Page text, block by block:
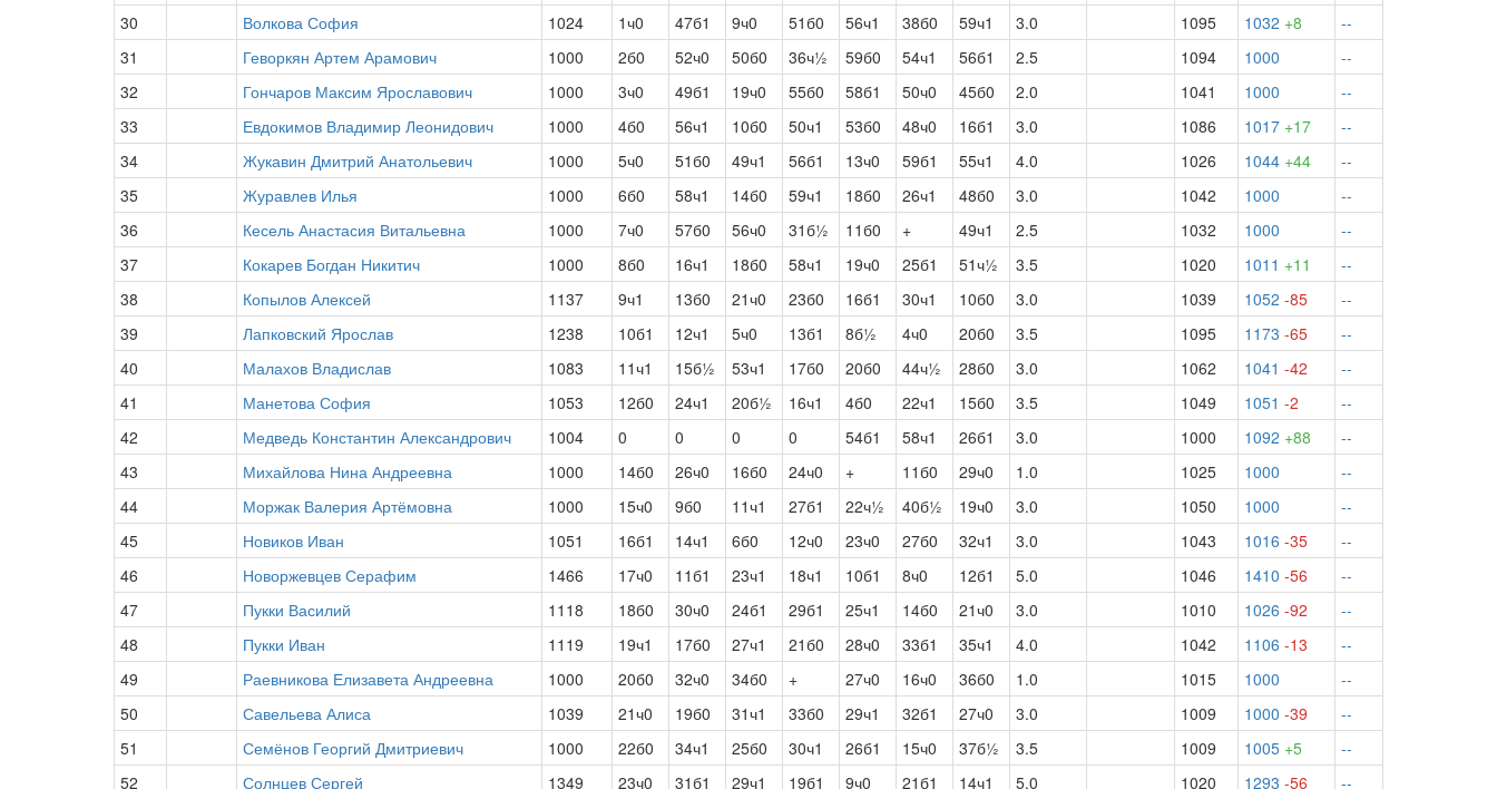
30
Волкова София 1024 1ч0 47б1 9ч0 51б0 56ч1 38б0 59ч1 3.0 1095 1032 +8
--
31
Геворкян Артем Арамович 1000 2б0 52ч0 50б0 36ч½ 59б0 54ч1 56б1 2.5 1094 1000
--
32
Гончаров Максим Ярославович 1000 3ч0 49б1 19ч0 55б0 58б1 50ч0 45б0 2.0 1041 1000
--
33
Евдокимов Владимир Леонидович 1000 4б0 56ч1 10б0 50ч1 53б0 48ч0 16б1 3.0 1086 1017 +17
--
34
Жукавин Дмитрий Анатольевич 1000 5ч0 51б0 49ч1 56б1 13ч0 59б1 55ч1 4.0 1026 1044 +44
--
35
Журавлев Илья 1000 6б0 58ч1 14б0 59ч1 18б0 26ч1 48б0 3.0 1042 1000
--
36
Кесель Анастасия Витальевна 1000 7ч0 57б0 56ч0 31б½ 11б0 + 49ч1 2.5 1032 1000
--
37
Кокарев Богдан Никитич 1000 8б0 16ч1 18б0 58ч1 19ч0 25б1 51ч½ 3.5 1020 1011 +11
--
38
Копылов Алексей 1137 9ч1 13б0 21ч0 23б0 16б1 30ч1 10б0 3.0 1039 1052 -85
--
39
Лапковский Ярослав 1238 10б1 12ч1 5ч0 13б1 8б½ 4ч0 20б0 3.5 1095 1173 -65
--
40
Малахов Владислав 1083 11ч1 15б½ 53ч1 17б0 20б0 44ч½ 28б0 3.0 1062 1041 -42
--
41
Манетова София 1053 12б0 24ч1 20б½ 16ч1 4б0 22ч1 15б0 3.5 1049 1051 -2
--
42
Медведь Константин Александрович 1004 0 0 0 0 54б1 58ч1 26б1 3.0 1000 1092 +88
--
43
Михайлова Нина Андреевна 1000 14б0 26ч0 16б0 24ч0 + 11б0 29ч0 1.0 1025 1000
--
44
Моржак Валерия Артёмовна 1000 15ч0 9б0 11ч1 27б1 22ч½ 40б½ 19ч0 3.0 1050 1000
--
45
Новиков Иван 1051 16б1 14ч1 6б0 12ч0 23ч0 27б0 32ч1 3.0 1043 1016 -35
--
46
Новоржевцев Серафим 1466 17ч0 11б1 23ч1 18ч1 10б1 8ч0 12б1 5.0 1046 1410 -56
--
47
Пукки Василий 1118 18б0 30ч0 24б1 29б1 25ч1 14б0 21ч0 3.0 1010 1026 -92
--
48
Пукки Иван 1119 19ч1 17б0 27ч1 21б0 28ч0 33б1 35ч1 4.0 1042 1106 -13
--
49
Раевникова Елизавета Андреевна 1000 20б0 32ч0 34б0 + 27ч0 16ч0 36б0 1.0 1015 1000
--
50
Савельева Алиса 1039 21ч0 19б0 31ч1 33б0 29ч1 32б1 27ч0 3.0 1009 1000 -39
--
51
Семёнов Георгий Дмитриевич 1000 22б0 34ч1 25б0 30ч1 26б1 15ч0 37б½ 3.5 1009 1005 +5
--
52
Солнцев Сергей 1349 23ч0 31б1 29ч1 19б1 9ч0 21б1 14ч1 5.0 1020 1293 -56 --